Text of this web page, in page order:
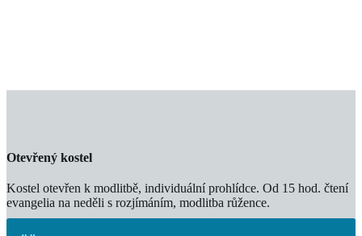
Otevřený kostel
Kostel otevřen k modlitbě, individuální prohlídce. Od 15 hod. čtení
evangelia na neděli s rozjímáním, modlitba růžence.